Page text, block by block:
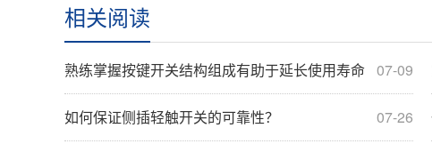
相关阅读
07-09
熟练掌握按键开关结构组成有助于延长使用寿命
07-26
如何保证侧插轻触开关的可靠性？